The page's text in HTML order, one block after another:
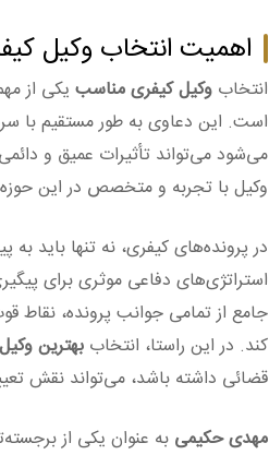
اهمیت انتخاب وکیل
انتخاب وکیل کیفری مناسب یکی از
است. این دعاوی به طور مستقیم با
می‌شود می‌تواند تأثیرات عمیق و
وکیل با تجربه و متخصص در این حوزه
در پرونده‌های کیفری، نه تنها باید به
استراتژی‌های دفاعی موثری برای
جامع از تمامی جوانب پرونده،
کند. در این راستا، انتخاب بهترین
قضائی داشته باشد، می‌تواند نقش
مهدی حکیمی به عنوان یکی از